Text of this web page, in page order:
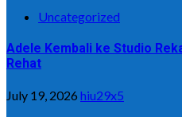
Uncategorized
Adele Kembali ke Studio
Rehat
July 19, 2026 hiu29x5